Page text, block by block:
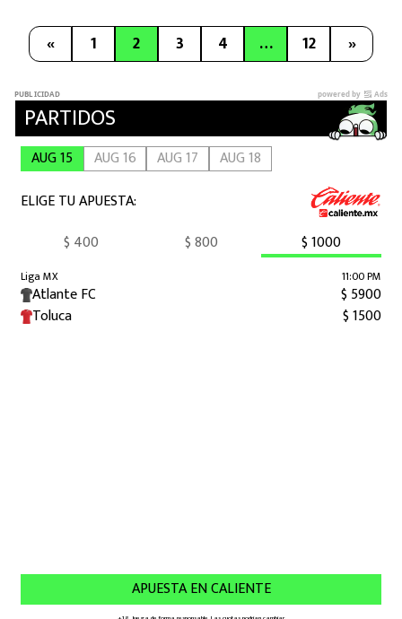
« 1 2 3 4 … 12 »